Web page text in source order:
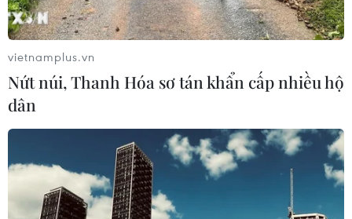
vietnamplus.vn
Nứt núi, Thanh Hóa sơ tán khẩn cấp nhiều hộ
dân